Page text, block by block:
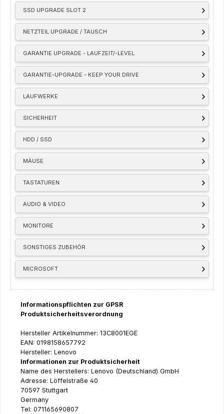
SSD UPGRADE SLOT 2
NETZTEIL UPGRADE / TAUSCH
GARANTIE UPGRADE - LAUFZEIT/-LEVEL
GARANTIE-UPGRADE - KEEP YOUR DRIVE
LAUFWERKE
SICHERHEIT
HDD / SSD
MÄUSE
TASTATUREN
AUDIO & VIDEO
MONITORE
SONSTIGES ZUBEHÖR
MICROSOFT
Informationspflichten zur GPSR
Produktsicherheitsverordnung
Hersteller Artikelnummer: 13C8001EGE
EAN: 0198158657792
Hersteller: Lenovo
Informationen zur Produktsicherheit
Name des Herstellers: Lenovo (Deutschland) GmbH
Adresse: Löffelstraße 40
70597 Stuttgart
Germany
Tel: 071165690807